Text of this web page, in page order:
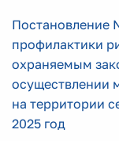
профилактики
охраняемым
осуществлении
на территории
2025 год